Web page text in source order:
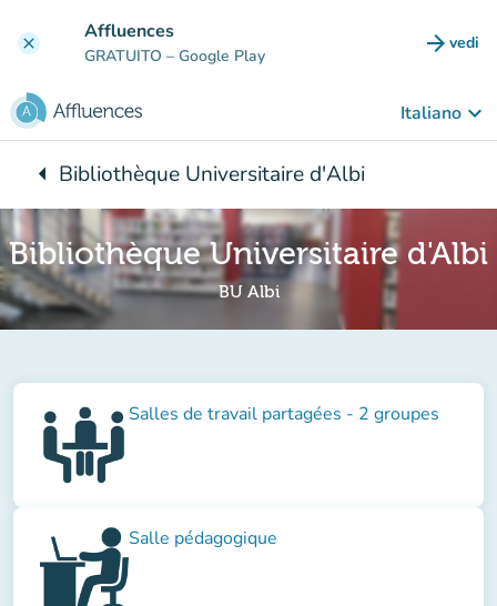
clear Affluences
GRATUITO – Google Play arrow_forward vedi
Italiano keyboard_arrow_down
arrow_leftTorna a:
Bibliothèque Universitaire d'Albi
Bibliothèque Universitaire d'Albi
BU Albi
Salles de travail partagées - 2 groupes
Salle pédagogique